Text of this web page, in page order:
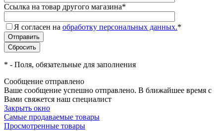
Ссылка на товар другого магазина*
Я согласен на обработку персональных данных.*
* - Поля, обязательные для заполнения
Сообщение отправлено
Ваше сообщение успешно отправлено. В ближайшее время с
Вами свяжется наш специалист
Закрыть окно
Самые продаваемые товары
Просмотренные товары